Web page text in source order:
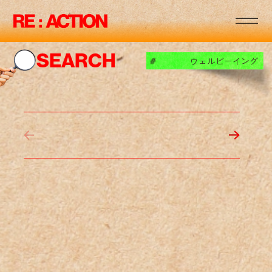
SEARCH
:
:
:
:
:
:
# ウェルビーイング
RE:
RE:
RE:
RE:
RE:
RE: